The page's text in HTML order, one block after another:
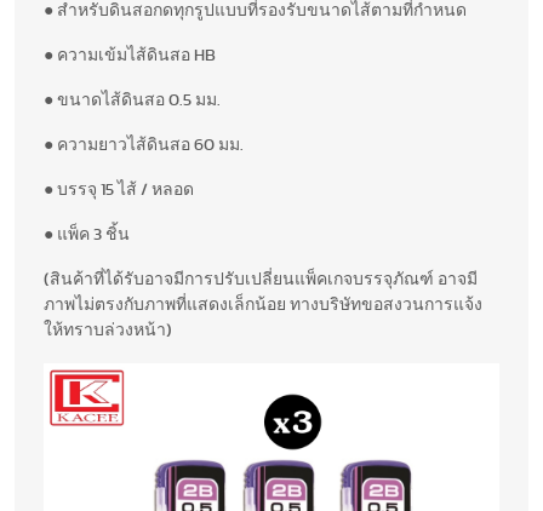
● สำหรับดินสอกดทุกรูปแบบที่รองรับขนาดไส้ตามที่กำหนด
● ความเข้มไส้ดินสอ HB
● ขนาดไส้ดินสอ 0.5 มม.
● ความยาวไส้ดินสอ 60 มม.
● บรรจุ 15 ไส้ / หลอด
● แพ็ค 3 ชิ้น
(สินค้าที่ได้รับอาจมีการปรับเปลี่ยนแพ็คเกจบรรจุภัณฑ์ อาจมี
ภาพไม่ตรงกับภาพที่แสดงเล็กน้อย ทางบริษัทขอสงวนการแจ้ง
ให้ทราบล่วงหน้า)